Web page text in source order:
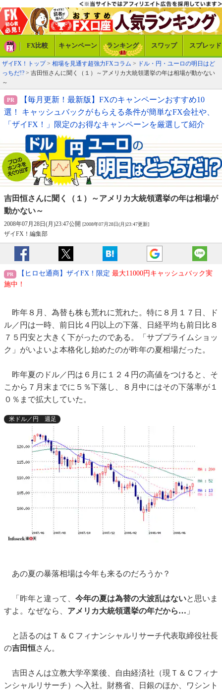
FX比較 キャンペーン ランキング スワップ スプレッド
ザイFX！トップ> 相場を見通す超強力FXコラム > ドル・円・ユーロの明日はど
っちだ!? > 吉田恒さんに聞く（１）～アメリカ大統領選挙の年は相場が動かない
～
【毎月更新！最新版】FXのキャンペーンおすすめ10
選！ キャッシュバックがもらえる条件が簡単なFX会社や、
「ザイFX！」限定のお得なキャンペーンを厳選して紹介
吉田恒さんに聞く（１）
～アメリカ大統領選挙の年は相場が
動かない～
2008年07月28日(月)23:47公開 [2008年07月28日(月)23:47更新]
ザイFX！編集部
【ヒロセ通商】ザイFX！限定 最大11000円キャッシュバック実
施中！
昨年８月、為替も株も荒れに荒れた。特に８月１７日、ド
ル／円は一時、前日比４円以上の下落、日経平均も前日比８
７５円安と大きく下がったのである。「サブプライムショッ
ク」がいよいよ本格化し始めたのが昨年の夏相場だった。
昨年夏のドル／円は６月に１２４円の高値をつけると、そ
こから７月末までに５％下落し、８月中にはその下落率が１
０％まで拡大していた。
米ドル／円 週足
あの夏の暴落相場は今年も来るのだろうか？
「昨年と違って、 今年の夏は為替の大波乱はないと思いま
すよ。なぜなら、 アメリカ大統領選挙の年だから… 」
と語るのはＴ＆Ｃフィナンシャルリサーチ代表取締役社長
の吉田恒さん。
吉田さんは立教大学卒業後、自由経済社（現Ｔ＆Ｃフィナ
ンシャルリサーチ）へ入社。財務省、日銀のほか、ワシント